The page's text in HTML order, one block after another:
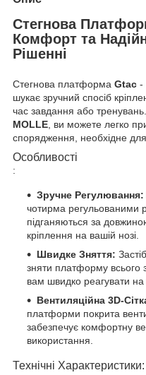
Стегнова
Комфорт та
Рішенні
Стегнова платформа Gtac -
шукає зручний спосіб
час завдання або
MOLLE, ви можете легко
спорядження, необхідне для
Особливості
:
Зручне Регулювання:
чотирма регульованими
підганяються за
кріплення на вашій нозі.
Швидке Зняття:
зняти платформу всього
вам швидко реагувати на
Вентиляційна 3D-
платформи покрита
забезпечує комфортну
використання.
Технічні Характеристики: